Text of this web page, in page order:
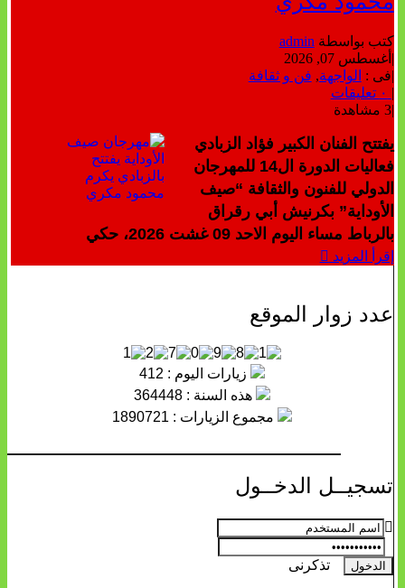
كتب بواسطةadmin
أغسطس 07, 2026
فى : الواجهة,فن و ثقافة
يفتتح الفنان الكبير فؤاد الزبادي
فعاليات الدورة ال14 للمهرجان
الدولي للفنون والثقافة “صيف
الأوداية” بكرنيش أبي رقراق
بالرباط مساء اليوم الاحد 09 غشت 2026، حكي
إقرأ المزيد
عدد زوار الموقع
زيارات اليوم : 412
هذه السنة : 364448
مجموع الزيارات : 1890721
تسجيــل الدخــول
تذكرنى